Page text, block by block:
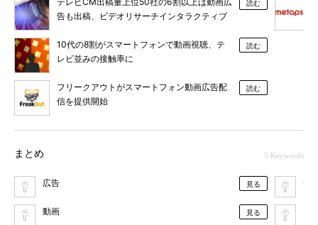
告も出稿、ビデオリサーチインタラクティブ
読む
10代の8割がスマートフォンで動画視聴、テ
レビ並みの接触率に
読む
フリークアウトがスマートフォン動画広告配
信を提供開始
読む
まとめ 5 Keywords
広告 見る
動画 見る
CM